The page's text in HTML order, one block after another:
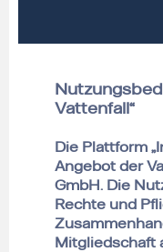
Vattenfall“
Die Plattform
Angebot der
GmbH. Die
Rechte und
Mitgliedschaft